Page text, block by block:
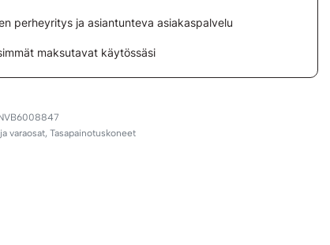
perheyritys ja asiantunteva asiakaspalvelu
maksutavat käytössäsi
varaosat,Tasapainotuskoneet